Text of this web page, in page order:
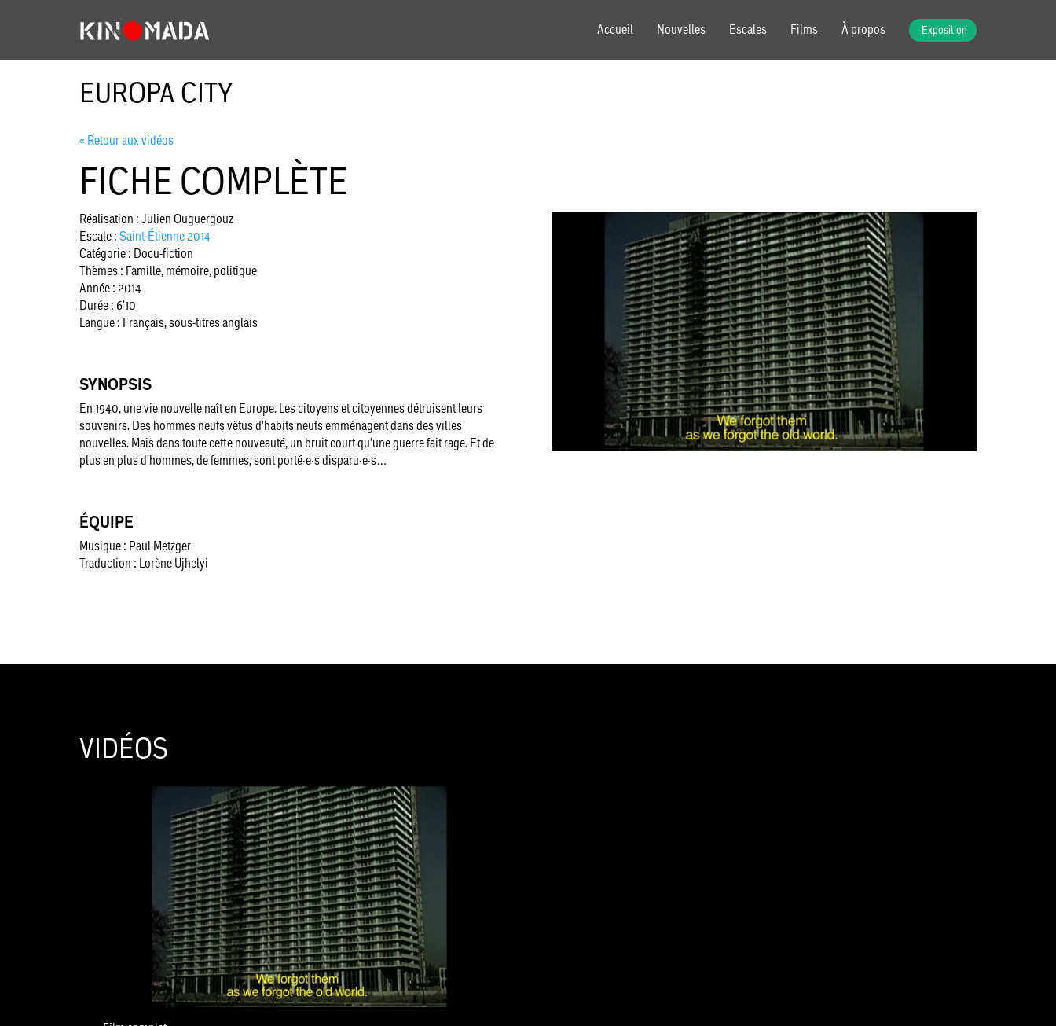
Accueil Nouvelles Escales Films À propos Exposition
EUROPA CITY
« Retour aux vidéos
FICHE COMPLÈTE
Réalisation : Julien Ouguergouz
Escale :Saint-Étienne 2014
Catégorie : Docu-fiction
Thèmes : Famille, mémoire, politique
Année : 2014
Durée : 6'10
Langue : Français, sous-titres anglais
SYNOPSIS
En 1940, une vie nouvelle naît en Europe. Les citoyens et citoyennes détruisent leurs
souvenirs. Des hommes neufs vêtus d'habits neufs emménagent dans des villes
nouvelles. Mais dans toute cette nouveauté, un bruit court qu'une guerre fait rage. Et de
plus en plus d'hommes, de femmes, sont porté·e·s disparu·e·s…
ÉQUIPE
Musique : Paul Metzger
Traduction : Lorène Ujhelyi
VIDÉOS